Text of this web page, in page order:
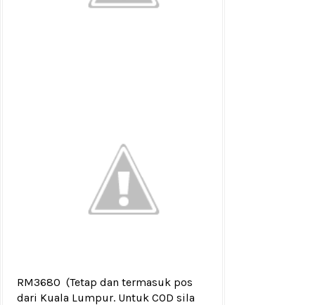
RM3680 (Tetap dan termasuk pos
dari Kuala Lumpur. Untuk COD sila